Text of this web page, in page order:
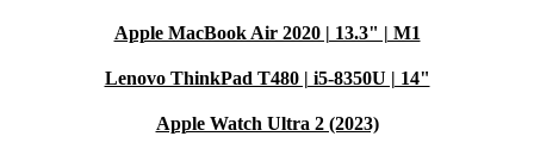
Apple MacBook Air 2020 | 13.3" | M1
Lenovo ThinkPad T480 | i5-8350U | 14"
Apple Watch Ultra 2 (2023)